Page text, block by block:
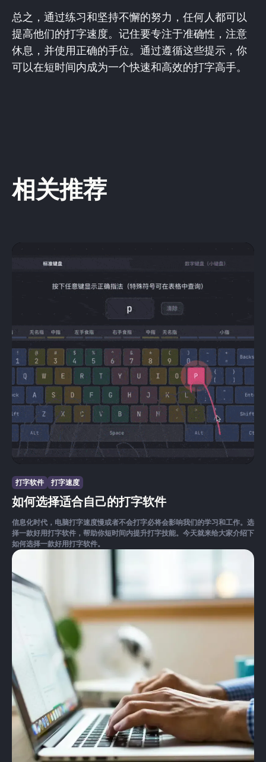
总之，通过练习和坚持不懈的努力，任何人都可以
提高他们的打字速度。记住要专注于准确性，注意
休息，并使用正确的手位。通过遵循这些提示，你
可以在短时间内成为一个快速和高效的打字高手。
相关推荐
打字软件 打字速度
如何选择适合自己的打字软件
信息化时代，电脑打字速度慢或者不会打字必将会影响我们的学习和工作。选
择一款好用打字软件，帮助你短时间内提升打字技能。今天就来给大家介绍下
如何选择一款好用打字软件。